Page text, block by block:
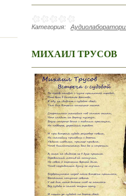
Категория:
МИХАИЛ ТРУСОВ